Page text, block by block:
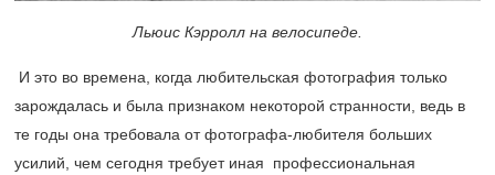
Льюис Кэрролл на велосипеде.
И это во времена, когда любительская фотография только
зарождалась и была признаком некоторой странности, ведь в
те годы она требовала от фотографа-любителя больших
усилий, чем сегодня требует иная профессиональная